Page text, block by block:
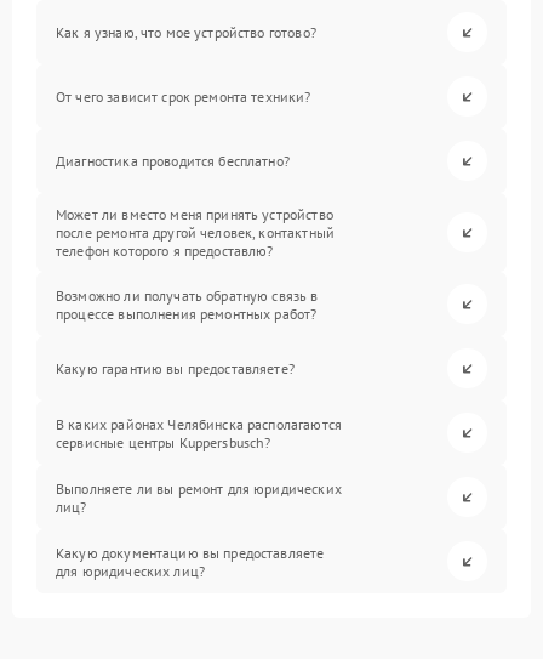
Как я узнаю, что мое устройство готово?
От чего зависит срок ремонта техники?
Диагностика проводится бесплатно?
Может ли вместо меня принять устройство
после ремонта другой человек, контактный
телефон которого я предоставлю?
Возможно ли получать обратную связь в
процессе выполнения ремонтных работ?
Какую гарантию вы предоставляете?
В каких районах Челябинска располагаются
сервисные центры Kuppersbusch?
Выполняете ли вы ремонт для юридических
лиц?
Какую документацию вы предоставляете
для юридических лиц?